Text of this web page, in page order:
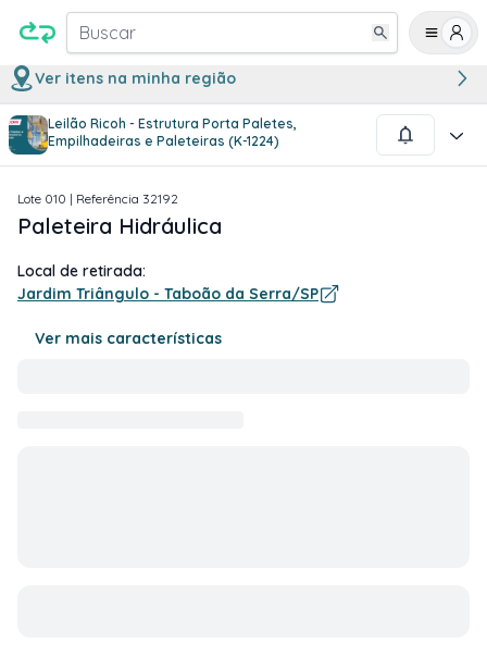
Buscar
Ver itens na minha região
Leilão Ricoh - Estrutura Porta Paletes,
Empilhadeiras e Paleteiras (K-1224)
1/2
Lote 010 | Referência 32192
Paleteira Hidráulica
Local de retirada:
Jardim Triângulo - Taboão da Serra/SP
Ver mais características